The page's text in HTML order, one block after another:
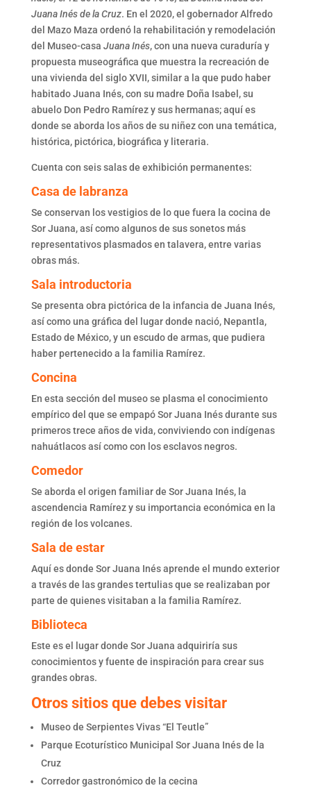
Juana Inés de la Cruz. En el 2020, el gobernador Alfredo
del Mazo Maza ordenó la rehabilitación y remodelación
del Museo-casa Juana Inés, con una nueva curaduría y
propuesta museográfica que muestra la recreación de
una vivienda del siglo XVII, similar a la que pudo haber
habitado Juana Inés, con su madre Doña Isabel, su
abuelo Don Pedro Ramírez y sus hermanas; aquí es
donde se aborda los años de su niñez con una temática,
histórica, pictórica, biográfica y literaria.
Cuenta con seis salas de exhibición permanentes:
Casa de labranza
Se conservan los vestigios de lo que fuera la cocina de
Sor Juana, así como algunos de sus sonetos más
representativos plasmados en talavera, entre varias
obras más.
Sala introductoria
Se presenta obra pictórica de la infancia de Juana Inés,
así como una gráfica del lugar donde nació, Nepantla,
Estado de México, y un escudo de armas, que pudiera
haber pertenecido a la familia Ramírez.
Concina
En esta sección del museo se plasma el conocimiento
empírico del que se empapó Sor Juana Inés durante sus
primeros trece años de vida, conviviendo con indígenas
nahuátlacos así como con los esclavos negros.
Comedor
Se aborda el origen familiar de Sor Juana Inés, la
ascendencia Ramírez y su importancia económica en la
región de los volcanes.
Sala de estar
Aquí es donde Sor Juana Inés aprende el mundo exterior
a través de las grandes tertulias que se realizaban por
parte de quienes visitaban a la familia Ramírez.
Biblioteca
Este es el lugar donde Sor Juana adquiriría sus
conocimientos y fuente de inspiración para crear sus
grandes obras.
Otros sitios que debes visitar
Museo de Serpientes Vivas “El Teutle”
Parque Ecoturístico Municipal Sor Juana Inés de la
Cruz
Corredor gastronómico de la cecina